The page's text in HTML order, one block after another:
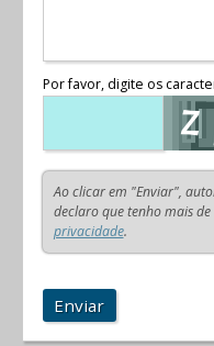
Por favor, digite os
Ao clicar em "Enviar",
declaro que tenho mais
privacidade.
Enviar